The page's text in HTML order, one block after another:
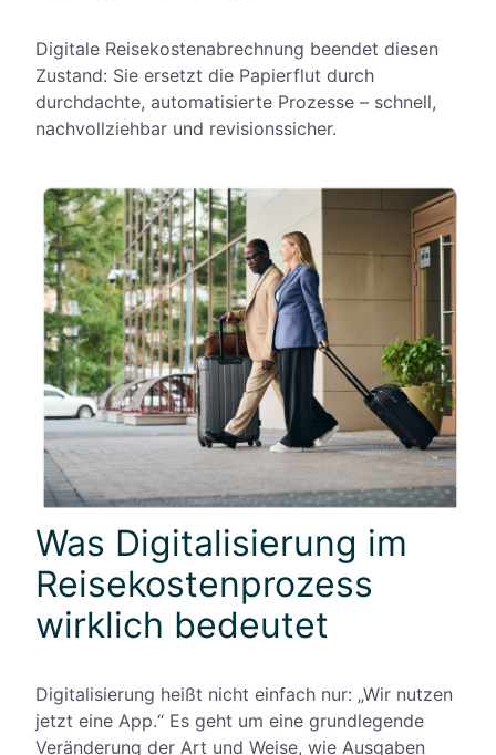
Digitale Reisekostenabrechnung beendet diesen
Zustand: Sie ersetzt die Papierflut durch
durchdachte, automatisierte Prozesse – schnell,
nachvollziehbar und revisionssicher.
Was Digitalisierung im
Reisekostenprozess
wirklich bedeutet
Digitalisierung heißt nicht einfach nur: „Wir nutzen
jetzt eine App.“ Es geht um eine grundlegende
Veränderung der Art und Weise, wie Ausgaben